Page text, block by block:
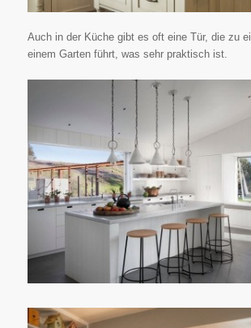
Auch in der Küche gibt es oft eine Tür, die zu
einem Garten führt, was sehr praktisch ist.